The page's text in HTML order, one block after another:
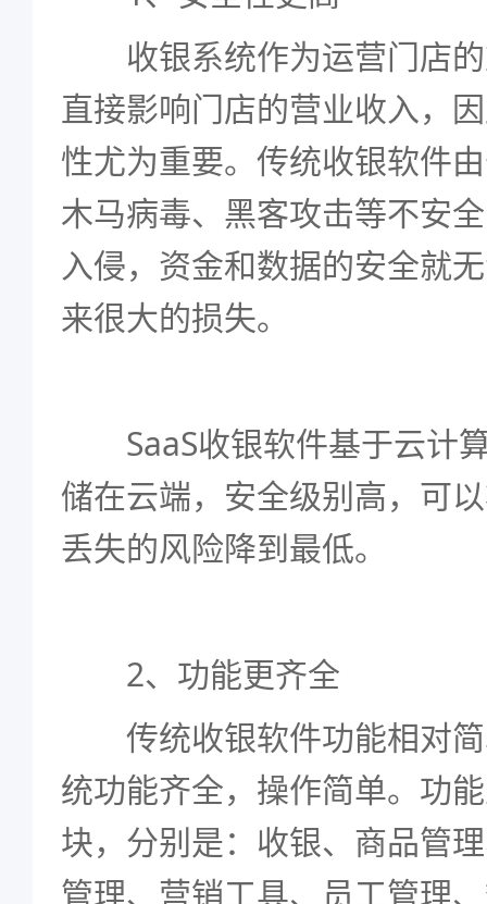
收银系统作为运营门店的
直接影响门店的营业收入，
性尤为重要。传统收银软件
木马病毒、黑客攻击等不安
入侵，资金和数据的安全就
来很大的损失。
SaaS收银软件基于云计
储在云端，安全级别高，可
丢失的风险降到最低。
2、功能更齐全
传统收银软件功能相对简
统功能齐全，操作简单。功
块，分别是：收银、商品管
管理、营销工具、员工管理